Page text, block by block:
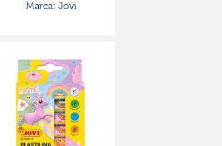
Marca: Jovi